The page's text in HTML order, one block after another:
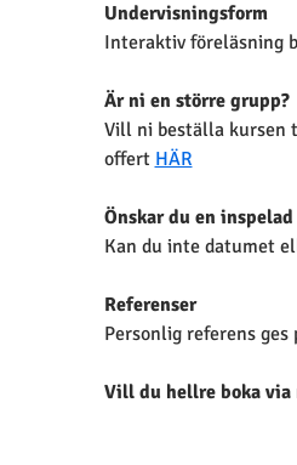
Undervisningsform
Interaktiv föreläsning
Är ni en större grupp?
Vill ni beställa kursen
offert HÄR
Önskar du en
Kan du inte datumet
Referenser
Personlig referens ges
Vill du hellre boka via